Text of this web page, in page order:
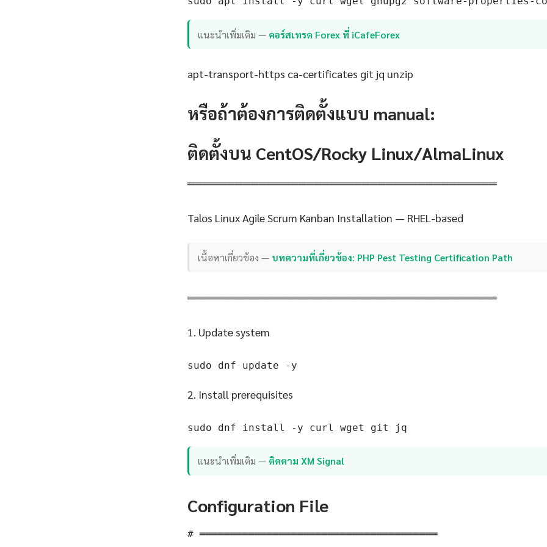
แนะนำเพิ่มเติม — คอร์สเทรด Forex ที่ iCafeForex
apt-transport-https ca-certificates git jq unzip
หรือถ้าต้องการติดตั้งแบบ manual:
ติดตั้งบน CentOS/Rocky Linux/AlmaLinux
═══════════════════════════════════════
Talos Linux Agile Scrum Kanban Installation — RHEL-based
เนื้อหาเกี่ยวข้อง — บทความที่เกี่ยวข้อง: PHP Pest Testing Certification Path
═══════════════════════════════════════
1. Update system
sudo dnf update -y
2. Install prerequisites
sudo dnf install -y curl wget git jq
แนะนำเพิ่มเติม — ติดตาม XM Signal
Configuration File
# ═══════════════════════════════════════